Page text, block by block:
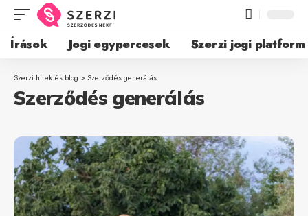
Írások Jogi egypercesek Szerzi jogi platform
Szerzi hírek és blog > Szerződés generálás
Szerződés generálás